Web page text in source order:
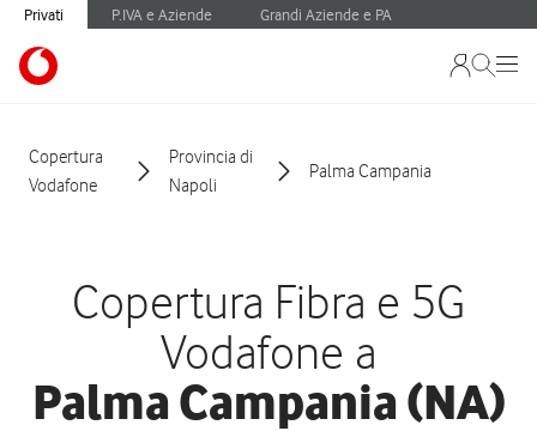
Privati P.IVA e Aziende Grandi Aziende e PA
Copertura
Vodafone
Provincia di
Napoli
Palma Campania
Copertura Fibra e 5G
Vodafone a
Palma Campania (NA)